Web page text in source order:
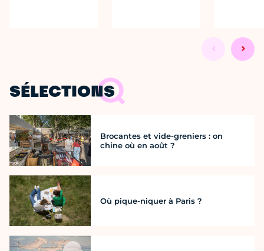
SÉLECTIONS
Brocantes et vide-greniers : on
chine où en août ?
Où pique-niquer à Paris ?